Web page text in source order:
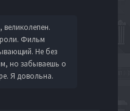
великолепен.
Фильм
Не без
но забываешь о
Я довольна.